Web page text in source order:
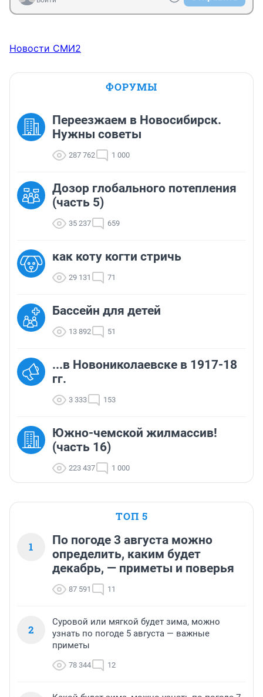
Новости СМИ2
ФОРУМЫ
Переезжаем в Новосибирск.
Нужны советы
287 762 1 000
Дозор глобального потепления
(часть 5)
35 237 659
как коту когти стричь
29 131 71
Бассейн для детей
13 892 51
...в Новониколаевске в 1917-18
гг.
3 333 153
Южно-чемской жилмассив!
(часть 16)
223 437 1 000
ТОП 5
1
По погоде 3 августа можно
определить, каким будет
декабрь, — приметы и поверья
87 591 11
2
Суровой или мягкой будет зима, можно
узнать по погоде 5 августа — важные
приметы
78 344 12